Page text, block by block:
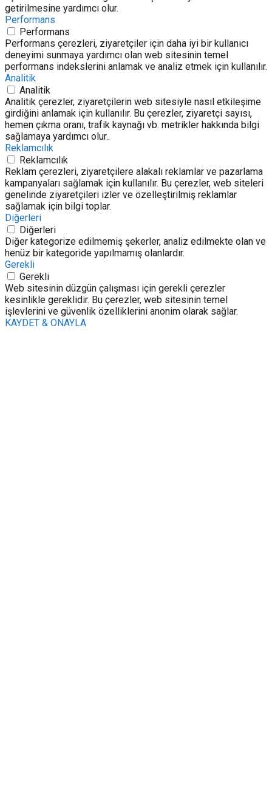
getirilmesine yardımcı olur.
Performans
Performans
Performans çerezleri, ziyaretçiler için daha iyi bir kullanıcı
deneyimi sunmaya yardımcı olan web sitesinin temel
performans indekslerini anlamak ve analiz etmek için kullanılır.
Analitik
Analitik
Analitik çerezler, ziyaretçilerin web sitesiyle nasıl etkileşime
girdiğini anlamak için kullanılır. Bu çerezler, ziyaretçi sayısı,
hemen çıkma oranı, trafik kaynağı vb. metrikler hakkında bilgi
sağlamaya yardımcı olur..
Reklamcılık
Reklamcılık
Reklam çerezleri, ziyaretçilere alakalı reklamlar ve pazarlama
kampanyaları sağlamak için kullanılır. Bu çerezler, web siteleri
genelinde ziyaretçileri izler ve özelleştirilmiş reklamlar
sağlamak için bilgi toplar.
Diğerleri
Diğerleri
Diğer kategorize edilmemiş şekerler, analiz edilmekte olan ve
henüz bir kategoride yapılmamış olanlardır.
Gerekli
Gerekli
Web sitesinin düzgün çalışması için gerekli çerezler
kesinlikle gereklidir. Bu çerezler, web sitesinin temel
işlevlerini ve güvenlik özelliklerini anonim olarak sağlar.
KAYDET & ONAYLA